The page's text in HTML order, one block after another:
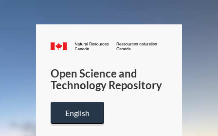
Canada.ca
/
Canada
Open Science and
Technology Repository
English